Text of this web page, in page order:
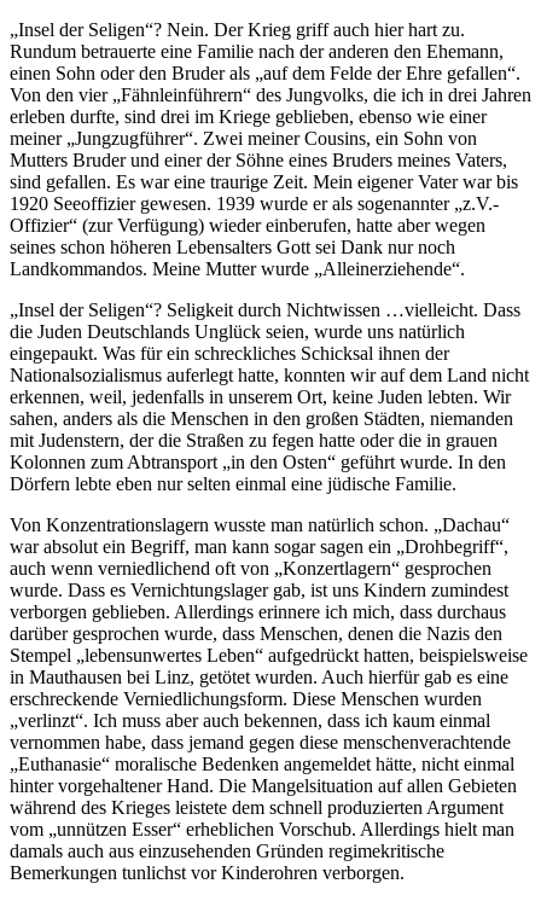
Insel der Seligen ? Nein. Der Krieg griff auch hier hart zu.
Rundum betrauerte eine Familie nach der anderen den Ehemann,
einen Sohn oder den Bruder als
auf dem Felde der Ehre gefallen .
Von den vier Fähnleinführern
des Jungvolks, die ich in drei Jahren
erleben durfte, sind drei im Kriege geblieben, ebenso wie einer
meiner Jungzugführer . Zwei meiner Cousins, ein Sohn von
Mutters Bruder und einer der Söhne eines Bruders meines Vaters,
sind gefallen. Es war eine traurige Zeit. Mein eigener Vater war bis
1920 Seeoffizier gewesen. 1939 wurde er als sogenannter z.V.-
Offizier
(zur Verfügung) wieder einberufen, hatte aber wegen
seines schon höheren Lebensalters Gott sei Dank nur noch
Landkommandos. Meine Mutter wurde
Alleinerziehende .
Insel der Seligen ? Seligkeit durch Nichtwissen …vielleicht. Dass
die Juden Deutschlands Unglück seien, wurde uns natürlich
eingepaukt. Was für ein schreckliches Schicksal ihnen der
Nationalsozialismus auferlegt hatte, konnten wir auf dem Land nicht
erkennen, weil, jedenfalls in unserem Ort, keine Juden lebten. Wir
sahen, anders als die Menschen in den großen Städten, niemanden
mit Judenstern, der die Straßen zu fegen hatte oder die in grauen
Kolonnen zum Abtransport
in den Osten
geführt wurde. In den
Dörfern lebte eben nur selten einmal eine jüdische Familie.
Von Konzentrationslagern wusste man natürlich schon.
Dachau
war absolut ein Begriff, man kann sogar sagen ein
Drohbegriff ,
auch wenn verniedlichend oft von
Konzertlagern
gesprochen
wurde. Dass es Vernichtungslager gab, ist uns Kindern zumindest
verborgen geblieben. Allerdings erinnere ich mich, dass durchaus
darüber gesprochen wurde, dass Menschen, denen die Nazis den
Stempel
lebensunwertes Leben
aufgedrückt hatten, beispielsweise
in Mauthausen bei Linz, getötet wurden. Auch hierfür gab es eine
erschreckende Verniedlichungsform. Diese Menschen wurden
verlinzt . Ich muss aber auch bekennen, dass ich kaum einmal
vernommen habe, dass jemand gegen diese menschenverachtende
Euthanasie
moralische Bedenken angemeldet hätte, nicht einmal
hinter vorgehaltener Hand. Die Mangelsituation auf allen Gebieten
während des Krieges leistete dem schnell produzierten Argument
vom
unnützen Esser
erheblichen Vorschub. Allerdings hielt man
damals auch aus einzusehenden Gründen regimekritische
Bemerkungen tunlichst vor Kinderohren verborgen.